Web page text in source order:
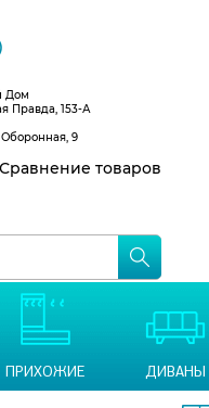
Дом
Правда, 153-А
9
Сравнение товаров
ПРИХОЖИЕ ДИВАНЫ